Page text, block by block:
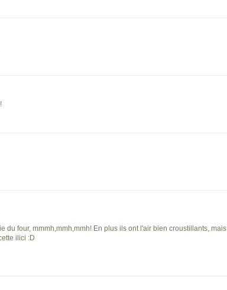
du four, mmmh,mmh,mmh! En plus ils ont l'air bien croustillants, mais
ilici :D